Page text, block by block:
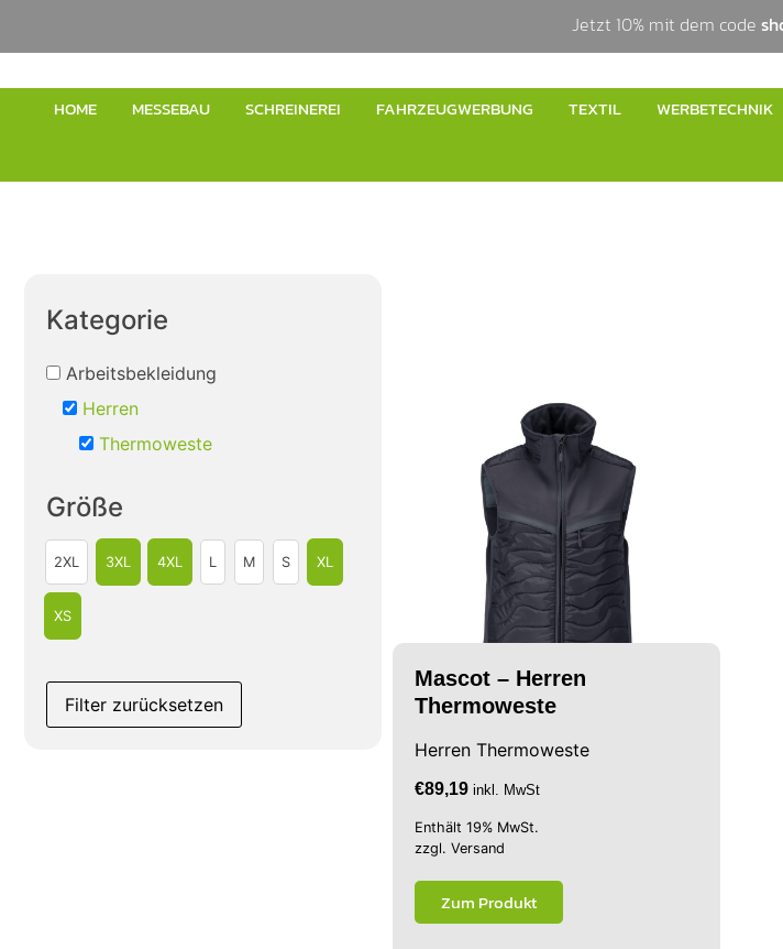
Jetzt 10% mit dem code
HOME MESSEBAU SCHREINEREI FAHRZEUGWERBUNG TEXTIL WERBETECHNIK
Kategorie
Arbeitsbekleidung
Herren
Thermoweste
Größe
2XL 3XL 4XL L M S XL
XS
Filter zurücksetzen
Mascot – Herren
Thermoweste
Herren Thermoweste
€89,19 inkl. MwSt
Enthält 19% MwSt.
zzgl. Versand
Zum Produkt